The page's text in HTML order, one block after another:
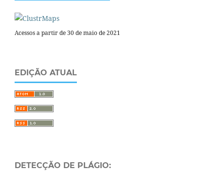
Acessos a partir de 30 de maio de 2021
EDIÇÃO ATUAL
DETECÇÃO DE PLÁGIO: